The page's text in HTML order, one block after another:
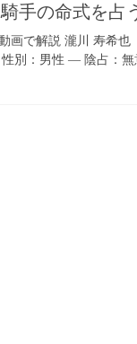
手の命式を占
画で解説 瀧川 寿希也
性別：男性 — 陰占：